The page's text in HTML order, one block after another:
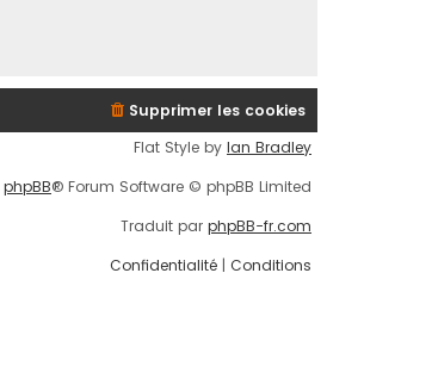
Supprimer les cookies
Flat Style by Ian Bradley
phpBB® Forum Software © phpBB Limited
Traduit par phpBB-fr.com
Confidentialité | Conditions